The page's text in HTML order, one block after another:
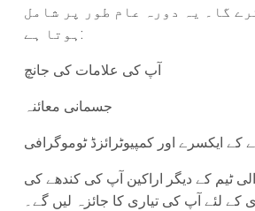
گا۔ یہ دورہ عام طور پر شامل
ہوتا ہے:
آپ کی علامات کی جانچ
جسمانی معائنہ
ٹیم کے دیگر اراکین آپ کی کندھے کی
کے لئے آپ کی تیاری کا جائزہ لیں گے۔